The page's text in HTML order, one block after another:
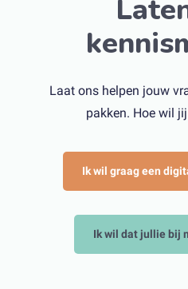
Laat ons helpen jouw
pakken. Hoe wil
Ik wil graag een
Ik wil dat jullie bij